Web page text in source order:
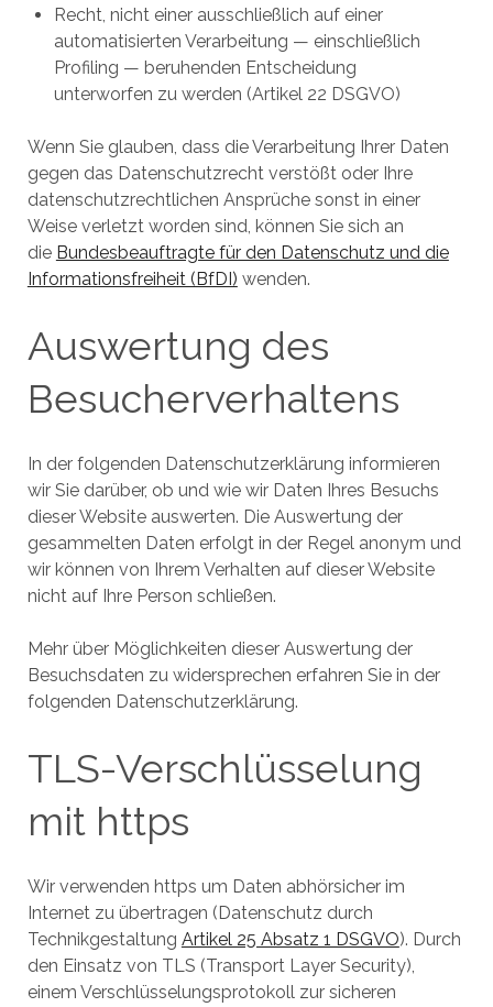
Recht, nicht einer ausschließlich auf einer
automatisierten Verarbeitung — einschließlich
Profiling — beruhenden Entscheidung
unterworfen zu werden (Artikel 22 DSGVO)
Wenn Sie glauben, dass die Verarbeitung Ihrer Daten
gegen das Datenschutzrecht verstößt oder Ihre
datenschutzrechtlichen Ansprüche sonst in einer
Weise verletzt worden sind, können Sie sich an
die Bundesbeauftragte für den Datenschutz und die
Informationsfreiheit (BfDI) wenden.
Auswertung des
Besucherverhaltens
In der folgenden Datenschutzerklärung informieren
wir Sie darüber, ob und wie wir Daten Ihres Besuchs
dieser Website auswerten. Die Auswertung der
gesammelten Daten erfolgt in der Regel anonym und
wir können von Ihrem Verhalten auf dieser Website
nicht auf Ihre Person schließen.
Mehr über Möglichkeiten dieser Auswertung der
Besuchsdaten zu widersprechen erfahren Sie in der
folgenden Datenschutzerklärung.
TLS-Verschlüsselung
mit https
Wir verwenden https um Daten abhörsicher im
Internet zu übertragen (Datenschutz durch
Technikgestaltung Artikel 25 Absatz 1 DSGVO). Durch
den Einsatz von TLS (Transport Layer Security),
einem Verschlüsselungsprotokoll zur sicheren